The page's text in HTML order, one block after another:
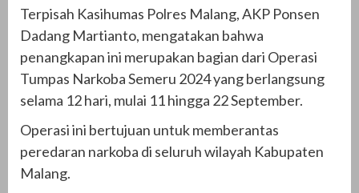
Terpisah Kasihumas Polres Malang, AKP Ponsen
Dadang Martianto, mengatakan bahwa
penangkapan ini merupakan bagian dari Operasi
Tumpas Narkoba Semeru 2024 yang berlangsung
selama 12 hari, mulai 11 hingga 22 September.
Operasi ini bertujuan untuk memberantas
peredaran narkoba di seluruh wilayah Kabupaten
Malang.